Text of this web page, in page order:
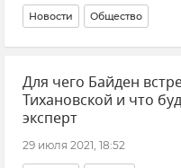
Новости Общество
Для чего Байден
Тихановской и что
эксперт
29 июля 2021, 18:52